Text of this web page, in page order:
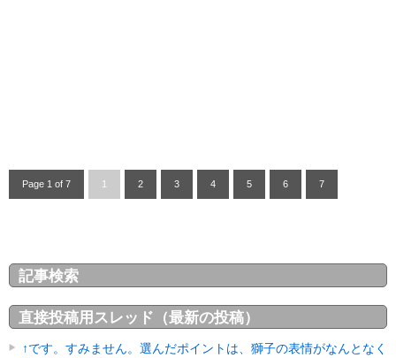
Page 1 of 7 1 2 3 4 5 6 7
記事検索
直接投稿用スレッド（最新の投稿）
↑です。すみません。選んだポイントは、獅子の表情がなんとなく